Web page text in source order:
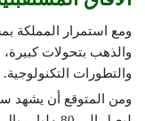
والذهب بتحولات كبيرة،
والتطورات التكنولوجية.
ومن المتوقع أن يشهد